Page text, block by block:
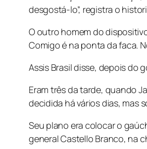
desgostá-lo”, registra o
O outro homem do
Comigo é na ponta da faca.
Assis Brasil disse, depois do
Eram três da tarde, quando
decidida há vários dias, mas
Seu plano era colocar o
general Castello Branco, na